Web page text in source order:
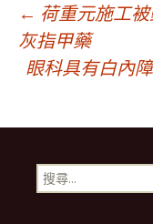
文
章
導
航
← 荷重元施工
灰指甲藥
眼科具有白內
搜
尋